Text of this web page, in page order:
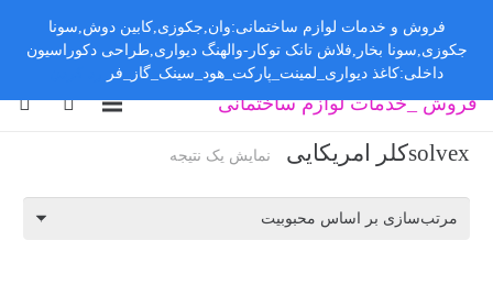
فروش _خدمات لوازم ساختمانی
solvexکلر امریکایی نمایش یک نتیجه
فروش و خدمات لوازم ساختمانی:وان,جکوزی,کابین دوش,سونا
جکوزی,سونا بخار,فلاش تانک توکار-والهنگ دیواری,طراحی دکوراسیون
داخلی:کاغذ دیواری_لمینت_پارکت_هود_سینک_گاز_فر